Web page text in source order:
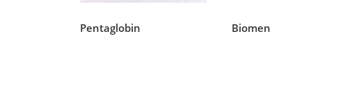
Pentaglobin Biomen